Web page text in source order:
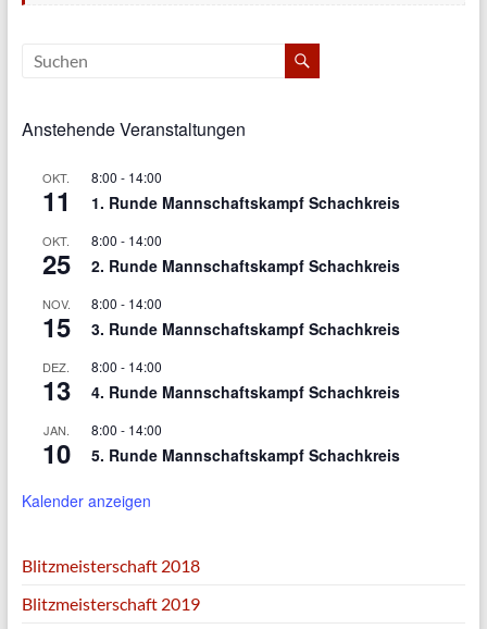
Anstehende Veranstaltungen
OKT.
11
8:00 - 14:00
1. Runde Mannschaftskampf Schachkreis
OKT.
25
8:00 - 14:00
2. Runde Mannschaftskampf Schachkreis
NOV.
15
8:00 - 14:00
3. Runde Mannschaftskampf Schachkreis
DEZ.
13
8:00 - 14:00
4. Runde Mannschaftskampf Schachkreis
JAN.
10
8:00 - 14:00
5. Runde Mannschaftskampf Schachkreis
Kalender anzeigen
Blitzmeisterschaft 2018
Blitzmeisterschaft 2019